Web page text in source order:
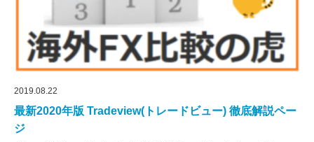
2019.08.22
最新2020年版 Tradeview(トレードビュー) 徹底解説ペー
ジ